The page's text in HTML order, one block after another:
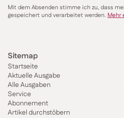
Mit dem Absenden stimme ich zu, dass
gespeichert und verarbeitet werden. Mehr
Sitemap
Startseite
Aktuelle Ausgabe
Alle Ausgaben
Service
Abonnement
Artikel durchstöbern